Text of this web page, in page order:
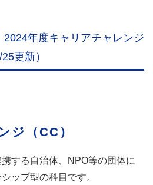
2024年度キャリアチャレンジ
更新）
ジ（CC）
する自治体、NPO等の団体に
ップ型の科目です。